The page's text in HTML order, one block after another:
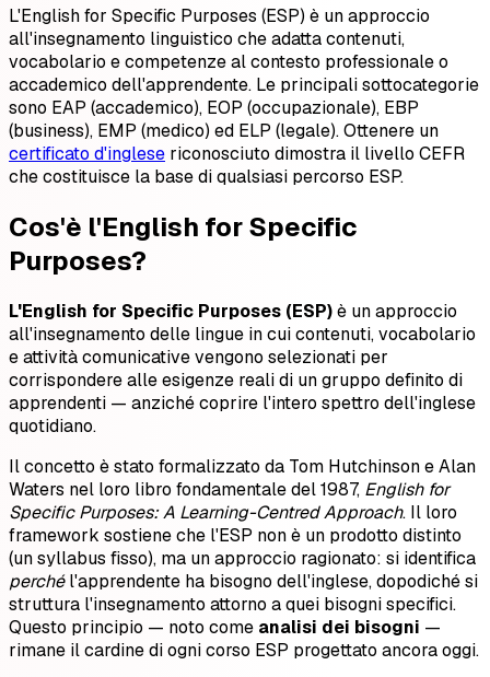
L'English for Specific Purposes (ESP) è un approccio
all'insegnamento linguistico che adatta contenuti,
vocabolario e competenze al contesto professionale o
accademico dell'apprendente. Le principali sottocategorie
sono EAP (accademico), EOP (occupazionale), EBP
(business), EMP (medico) ed ELP (legale). Ottenere un
certificato d'inglese riconosciuto dimostra il livello CEFR
che costituisce la base di qualsiasi percorso ESP.
Cos'è l'English for Specific
Purposes?
L'English for Specific Purposes (ESP)è un approccio
all'insegnamento delle lingue in cui contenuti, vocabolario
e attività comunicative vengono selezionati per
corrispondere alle esigenze reali di un gruppo definito di
apprendenti — anziché coprire l'intero spettro dell'inglese
quotidiano.
Il concetto è stato formalizzato da Tom Hutchinson e Alan
Waters nel loro libro fondamentale del 1987, English for
Specific Purposes: A Learning-Centred Approach. Il loro
framework sostiene che l'ESP non è un prodotto distinto
(un syllabus fisso), ma un approccio ragionato: si identifica
perchél'apprendente ha bisogno dell'inglese, dopodiché si
struttura l'insegnamento attorno a quei bisogni specifici.
Questo principio — noto come analisi dei bisogni —
rimane il cardine di ogni corso ESP progettato ancora oggi.